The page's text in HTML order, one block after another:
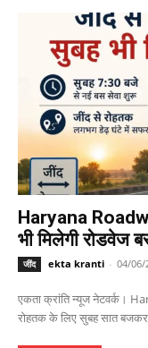
Haryana
भी मिलेगी रोडवेज
जींद ekta kranti - 04/06/
एकता क्रांति न्यूज नेटवर्क।
रोहतक के लिए सुबह सात